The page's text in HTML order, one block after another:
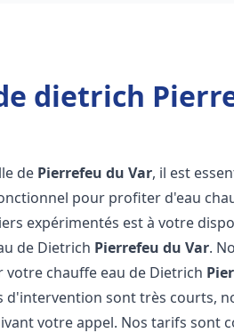
dietrich
de Pierrefeu du Var, il est
pour profiter d'eau
expérimentés est à votre
de Dietrich Pierrefeu du Var.
votre chauffe eau de Dietrich
d'intervention sont très courts,
votre appel. Nos tarifs sont